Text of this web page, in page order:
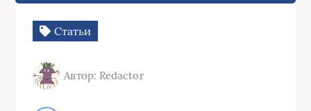
Статьи
Автор: Redactor